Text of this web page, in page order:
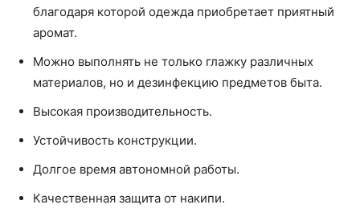
благодаря которой одежда приобретает приятный
аромат.
Можно выполнять не только глажку различных
материалов, но и дезинфекцию предметов быта.
Высокая производительность.
Устойчивость конструкции.
Долгое время автономной работы.
Качественная защита от накипи.